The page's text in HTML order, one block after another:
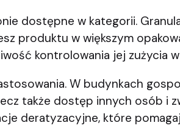
dostępne w kategorii.
produktu w większym
kontrolowania jej zużycia
W budynkach
także dostęp innych osób i
deratyzacyjne, które